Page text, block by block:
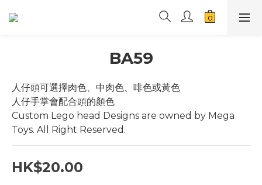
BA59
人仔頭可選擇肉色、中肉色、啡色或黃色
人仔手掌會配合頭的顏色
Custom Lego head Designs are owned by Mega
Toys. All Right Reserved.
HK$20.00